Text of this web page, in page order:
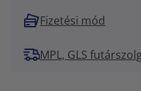
Fizetési mód
MPL, GLS